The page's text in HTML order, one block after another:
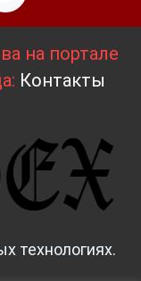
на портале
Контакты
технологиях.